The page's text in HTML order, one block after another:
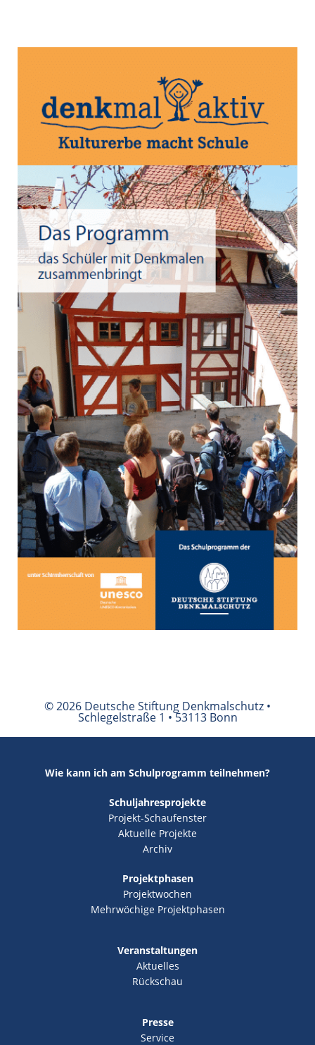
© 2026 Deutsche Stiftung Denkmalschutz •
Schlegelstraße 1 • 53113 Bonn
Wie kann ich am Schulprogramm teilnehmen?
Schuljahresprojekte
Projekt-Schaufenster
Aktuelle Projekte
Archiv
Projektphasen
Projektwochen
Mehrwöchige Projektphasen
Veranstaltungen
Aktuelles
Rückschau
Presse
Service